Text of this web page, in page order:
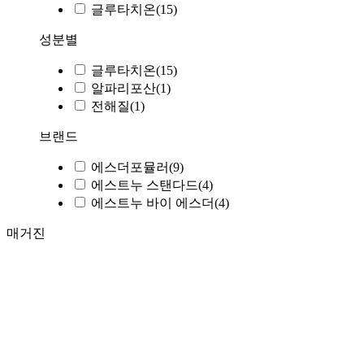
글루타치온(15)
성분별
글루타치온(15)
알파리포산(1)
전해질(1)
브랜드
에스더포뮬러(9)
에스트누 스탠다드(4)
에스트누 바이 에스더(4)
매거진